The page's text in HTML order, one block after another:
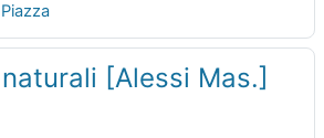
[Alessi Mas.]